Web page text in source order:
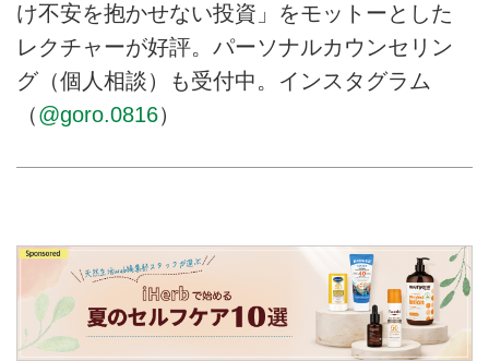
け不安を抱かせない投資」をモットーとした
レクチャーが好評。パーソナルカウンセリン
グ（個人相談）も受付中。インスタグラム
（@goro.0816）